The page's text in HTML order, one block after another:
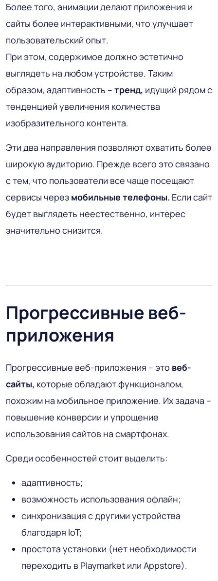
Более того, анимации делают приложения и
сайты более интерактивными, что улучшает
пользовательский опыт.
При этом, содержимое должно эстетично
выглядеть на любом устройстве. Таким
образом, адаптивность – тренд, идущий рядом с
тенденцией увеличения количества
изобразительного контента.
Эти два направления позволяют охватить более
широкую аудиторию. Прежде всего это связано
с тем, что пользователи все чаще посещают
сервисы через мобильные телефоны. Если сайт
будет выглядеть неестественно, интерес
значительно снизится.
Прогрессивные веб-
приложения
Прогрессивные веб-приложения – это веб-
сайты, которые обладают функционалом,
похожим на мобильное приложение. Их задача –
повышение конверсии и упрощение
использования сайтов на смартфонах.
Среди особенностей стоит выделить:
адаптивность;
возможность использования офлайн;
синхронизация с другими устройства
благодаря IoT;
простота установки (нет необходимости
переходить в Playmarket или Appstore).